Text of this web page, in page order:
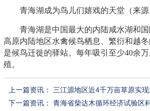
青海湖成为鸟儿们嬉戏的天堂（来源
青海湖是中国最大的内陆咸水湖和国
高原内陆地区水禽候鸟栖息、繁衍和越
是候鸟迁徙的驿站。每年吸引至少40余
殖。
上一篇资讯： 三江源地区近4千万亩草原实
下一篇资讯： 青海省柴达木循环经济试验区